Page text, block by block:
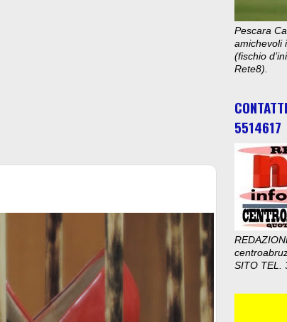
Pescara
amichevoli
(fischio
Rete8).
5514617
SITO TEL.